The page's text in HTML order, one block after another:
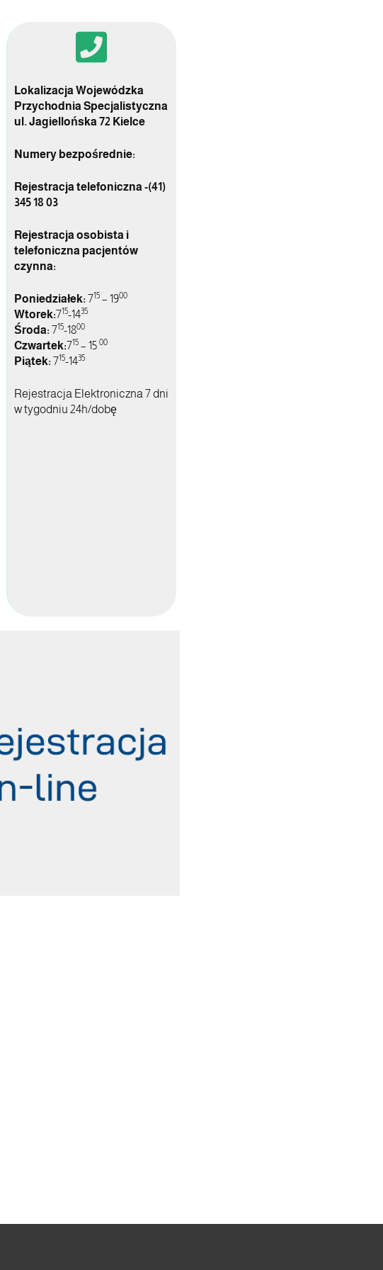
Lokalizacja Wojewódzka
Przychodnia Specjalistyczna
ul. Jagiellońska 72 Kielce
Numery bezpośrednie:
Rejestracja telefoniczna -(41)
345 18 03
Rejestracja osobista i
telefoniczna pacjentów
czynna:
Poniedziałek:715 – 1900
Wtorek:715-1435
Środa:715-1800
Czwartek:715 – 1500
Piątek: 715-1435
Rejestracja Elektroniczna 7 dni
w tygodniu 24h/dobę